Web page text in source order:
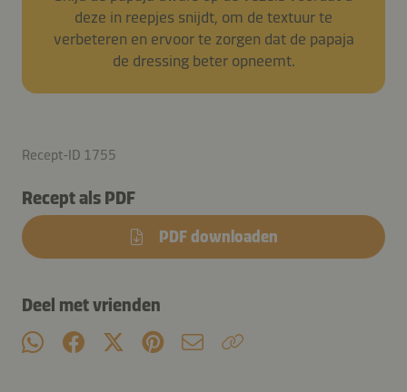
deze in reepjes snijdt, om de textuur te
verbeteren en ervoor te zorgen dat de papaja
de dressing beter opneemt.
Recept-ID 1755
Recept als PDF
PDF downloaden
Deel met vrienden